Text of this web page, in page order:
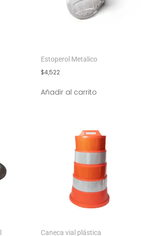
Estoperol Metalico
$4,522
Añadir al carrito
Caneca vial plástica